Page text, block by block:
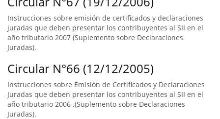
Instrucciones sobre emisión de certificados y declaraciones
juradas que deben presentar los contribuyentes al SII en el
año tributario 2007 (Suplemento sobre Declaraciones
Juradas).
Circular N°66 (12/12/2005)
Instrucciones sobre Emisión de Certificados y Declaraciones
Juradas que deben presentar los contribuyentes al SII en el
año tributario 2006 .(Suplemento sobre Declaraciones
Juradas).